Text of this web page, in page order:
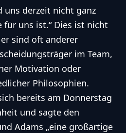
uns derzeit nicht ganz
für uns ist.“ Dies ist nicht
sind oft anderer
im Team,
Motivation oder
Philosophien.
bereits am Donnerstag
und sagte den
Adams „eine großartige